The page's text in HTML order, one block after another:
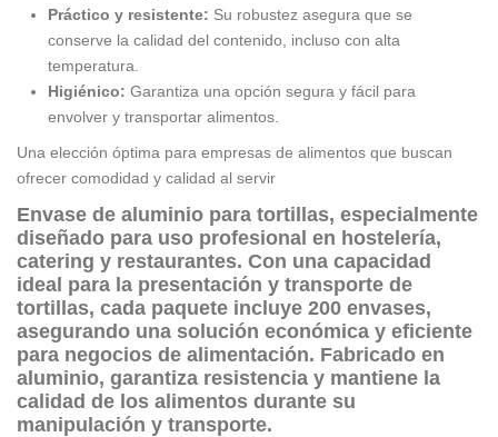
Práctico y resistente: Su robustez asegura que se
conserve la calidad del contenido, incluso con alta
temperatura.
Higiénico: Garantiza una opción segura y fácil para
envolver y transportar alimentos.
Una elección óptima para empresas de alimentos que buscan
ofrecer comodidad y calidad al servir
Envase de aluminio para tortillas, especialmente
diseñado para uso profesional en hostelería,
catering y restaurantes. Con una capacidad
ideal para la presentación y transporte de
tortillas, cada paquete incluye 200 envases,
asegurando una solución económica y eficiente
para negocios de alimentación. Fabricado en
aluminio, garantiza resistencia y mantiene la
calidad de los alimentos durante su
manipulación y transporte.